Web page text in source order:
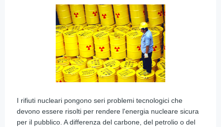
I rifiuti nucleari pongono seri problemi tecnologici che
devono essere risolti per rendere l'energia nucleare sicura
per il pubblico. A differenza del carbone, del petrolio o del